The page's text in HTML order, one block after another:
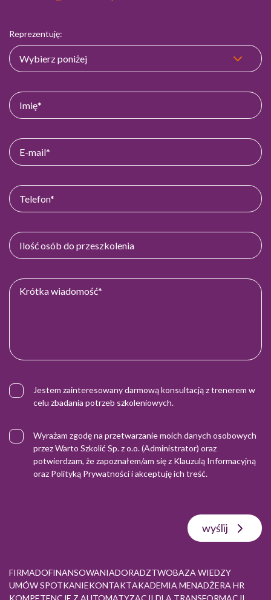
Reprezentuję:
Jestem zainteresowany darmową konsultacją z trenerem w
celu zbadania potrzeb szkoleniowych.
Wyrażam zgodę na przetwarzanie moich danych osobowych
przez Warto Szkolić Sp. z o.o. (Administrator) oraz
potwierdzam, że zapoznałem/am się z Klauzulą Informacyjną
oraz Polityką Prywatnościi akceptuję ich treść.
wyślij
FIRMADOFINANSOWANIADORADZTWOBAZA WIEDZY
UMÓW SPOTKANIEKONTAKTAKADEMIA MENADŻERA HR
KOMPETENCJE Z AUTOMATYZACJI DLA TRANSFORMACJI